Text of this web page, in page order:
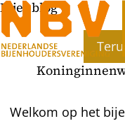
Bijenblog
Welkom op het